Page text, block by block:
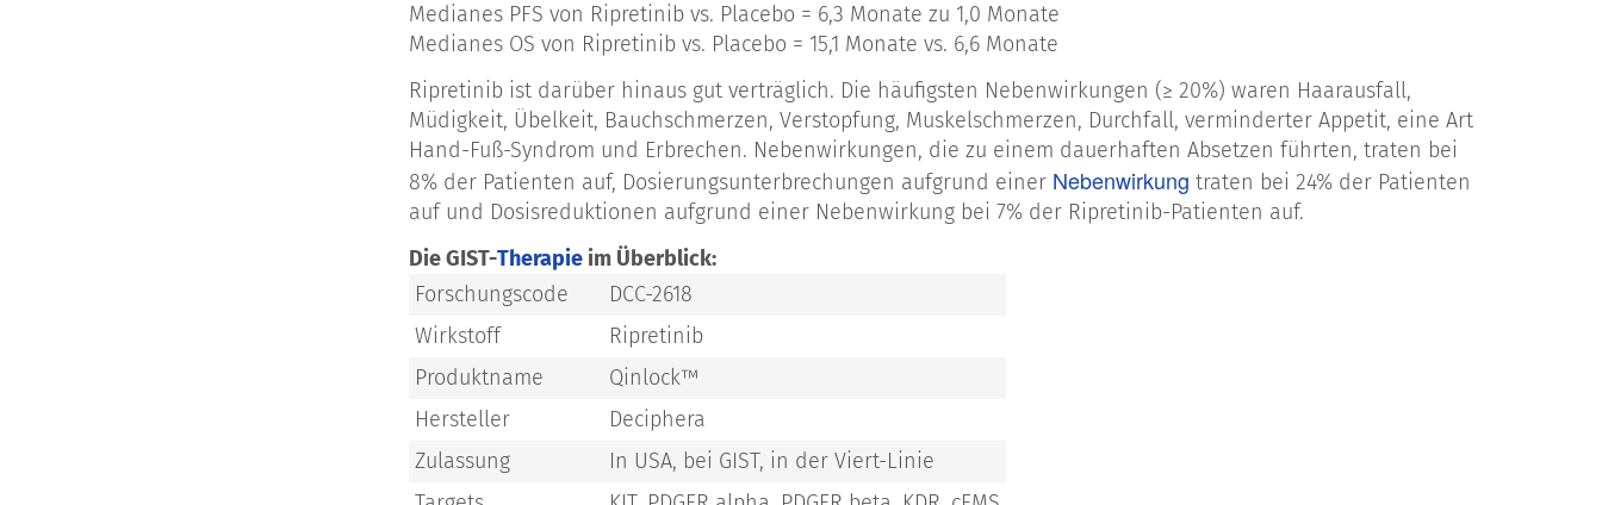
Medianes PFS von Ripretinib vs. Placebo = 6,3 Monate zu 1,0 Monate
Medianes OS von Ripretinib vs. Placebo = 15,1 Monate vs. 6,6 Monate
Ripretinib ist darüber hinaus gut verträglich. Die häufigsten Nebenwirkungen (≥ 20%) waren Haarausfall,
Müdigkeit, Übelkeit, Bauchschmerzen, Verstopfung, Muskelschmerzen, Durchfall, verminderter Appetit, eine Art
Hand-Fuß-Syndrom und Erbrechen. Nebenwirkungen, die zu einem dauerhaften Absetzen führten, traten bei
8% der Patienten auf, Dosierungsunterbrechungen aufgrund einer Nebenwirkung traten bei 24% der Patienten
auf und Dosisreduktionen aufgrund einer Nebenwirkung bei 7% der Ripretinib-Patienten auf.
Die GIST-Therapie im Überblick:
Forschungscode
DCC-2618
Wirkstoff
Ripretinib
Produktname
Qinlock™
Hersteller
Deciphera
Zulassung
In USA, bei GIST, in der Viert-Linie